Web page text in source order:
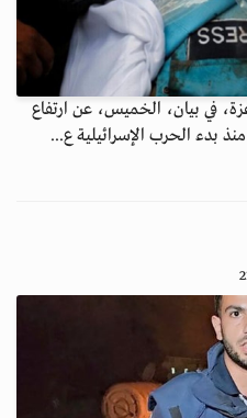
في بيان، الخميس، عن ارتفاع
بدء الحرب الإسرائيلية ع...